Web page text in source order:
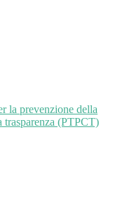
la prevenzione della
trasparenza (PTPCT)